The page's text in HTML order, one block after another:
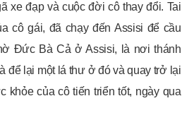
xe đạp và cuộc đời cô thay đổi. Tai
cô gái, đã chạy đến Assisi để cầu
Đức Bà Cả ở Assisi, là nơi thánh
để lại một lá thư ở đó và quay trở lại
của cô tiến triển tốt, ngày qua